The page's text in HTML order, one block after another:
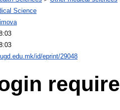
Science
id/eprint/29048